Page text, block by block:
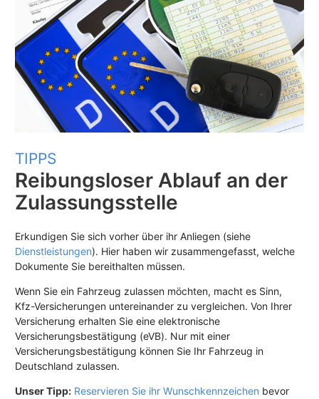
TIPPS
Reibungsloser Ablauf an der
Zulassungsstelle
Erkundigen Sie sich vorher über ihr Anliegen (siehe
Dienstleistungen). Hier haben wir zusammengefasst, welche
Dokumente Sie bereithalten müssen.
Wenn Sie ein Fahrzeug zulassen möchten, macht es Sinn,
Kfz-Versicherungen untereinander zu vergleichen. Von Ihrer
Versicherung erhalten Sie eine elektronische
Versicherungsbestätigung (eVB). Nur mit einer
Versicherungsbestätigung können Sie Ihr Fahrzeug in
Deutschland zulassen.
Unser Tipp: Reservieren Sie ihr Wunschkennzeichen bevor